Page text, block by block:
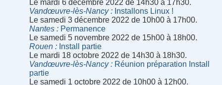
Le mardi 6 décembre 2022 de 14h30 à 17h30.
Vandœuvre-lès-Nancy
Installons Linux !
Le samedi 3 décembre 2022 de 10h00 à 17h00.
Nantes
Permanence
Le samedi 5 novembre 2022 de 15h00 à 18h00.
Rouen
Install partie
Le mardi 18 octobre 2022 de 14h30 à 18h30.
Vandœuvre-lès-Nancy
Réunion préparation Install
partie
Le samedi 1 octobre 2022 de 10h00 à 12h00.